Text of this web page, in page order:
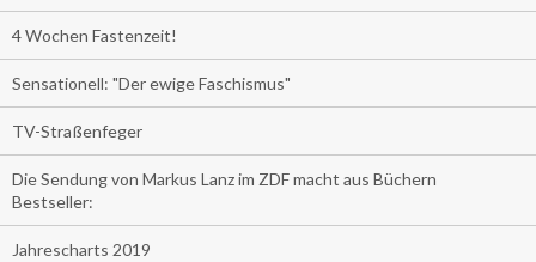
4 Wochen Fastenzeit!
Sensationell: "Der ewige Faschismus"
TV-Straßenfeger
Die Sendung von Markus Lanz im ZDF macht aus Büchern
Bestseller:
Jahrescharts 2019